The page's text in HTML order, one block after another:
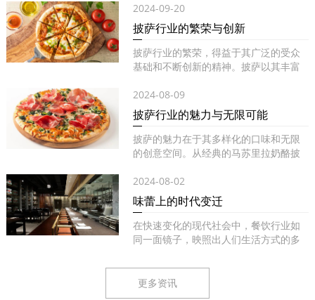
2024-09-20
披萨行业的繁荣与创新
披萨行业的繁荣，得益于其广泛的受众
基础和不断创新的精神。披萨以其丰富
2024-08-09
披萨行业的魅力与无限可能
披萨的魅力在于其多样化的口味和无限
的创意空间。从经典的马苏里拉奶酪披
2024-08-02
味蕾上的时代变迁
在快速变化的现代社会中，餐饮行业如
同一面镜子，映照出人们生活方式的多
更多资讯